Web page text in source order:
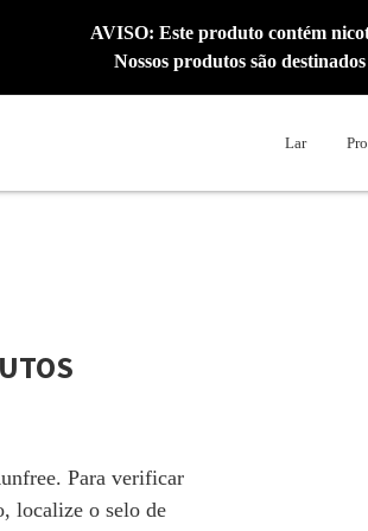
AVISO: Este produto contém
Nossos produtos são
Lar
Para verificar
localize o selo de